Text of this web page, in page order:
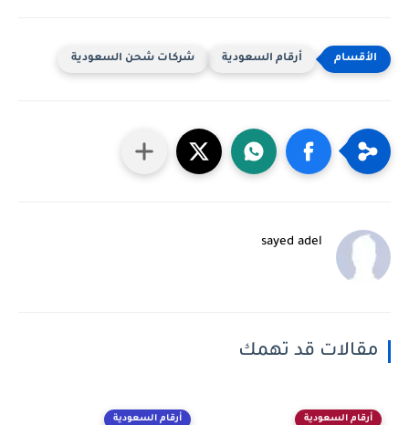
أرقام السعودية شركات شحن السعودية
sayed adel
مقالات قد تهمك
أرقام السعودية أرقام السعودية